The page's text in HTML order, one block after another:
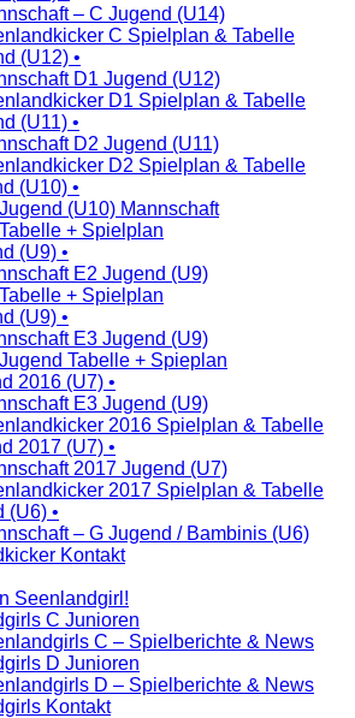
– C Jugend (U14)
C Spielplan & Tabelle
(U12) •
D1 Jugend (U12)
D1 Spielplan & Tabelle
(U11) •
D2 Jugend (U11)
D2 Spielplan & Tabelle
(U10) •
(U10) Mannschaft
+ Spielplan
(U9) •
E2 Jugend (U9)
+ Spielplan
(U9) •
E3 Jugend (U9)
Tabelle + Spieplan
2016 (U7) •
E3 Jugend (U9)
2016 Spielplan & Tabelle
2017 (U7) •
2017 Jugend (U7)
2017 Spielplan & Tabelle
(U6) •
– G Jugend / Bambinis (U6)
Kontakt
Seenlandgirl!
C Junioren
C – Spielberichte & News
D Junioren
D – Spielberichte & News
Kontakt